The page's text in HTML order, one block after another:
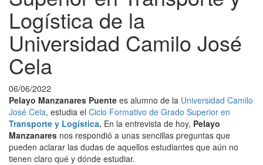
Logística de la
Universidad Camilo José
Cela
06/06/2022
Pelayo Manzanares Puente es alumno de la Universidad Camilo
José Cela, estudia el Ciclo Formativo de Grado Superior en
Transporte y Logística. En la entrevista de hoy, Pelayo
Manzanares nos respondió a unas sencillas preguntas que
pueden aclarar las dudas de aquellos estudiantes que aún no
tienen claro qué y dónde estudiar.